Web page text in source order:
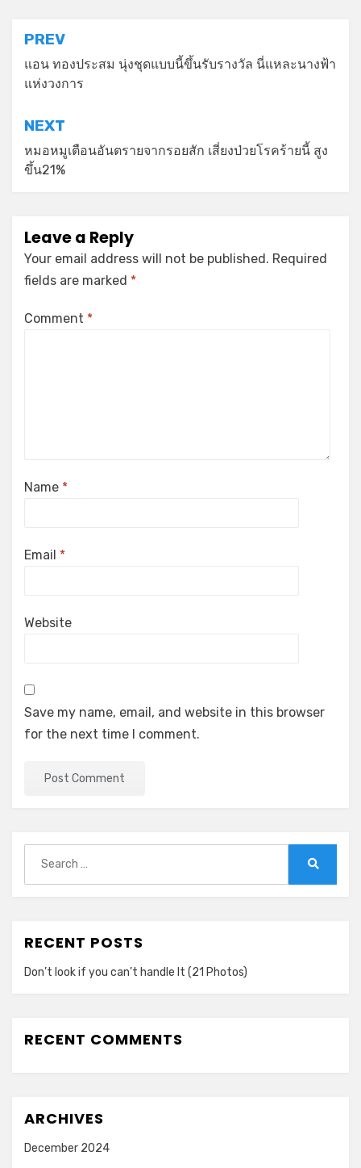
Post
navigation
PREV
แอน ทองประสม นุ่งชุดแบบนี้ขึ้นรับรางวัล นี่แหละนางฟ้า
แห่งวงการ
NEXT
หมอหมูเตือนอันตรายจากรอยสัก เสี่ยงป่วยโรคร้ายนี้ สูง
ขึ้น21%
Leave a Reply
Your email address will not be published. Required
fields are marked *
Comment *
Name *
Email *
Website
Save my name, email, and website in this browser
for the next time I comment.
for:
RECENT POSTS
Don’t look if you can’t handle lt (21 Photos)
RECENT COMMENTS
ARCHIVES
December 2024